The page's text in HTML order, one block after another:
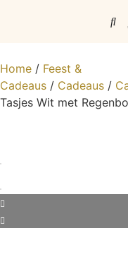
Home / Feest &
Cadeaus / Cadeaus /
Tasjes Wit met